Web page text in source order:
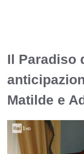
Il Paradiso
Matilde e